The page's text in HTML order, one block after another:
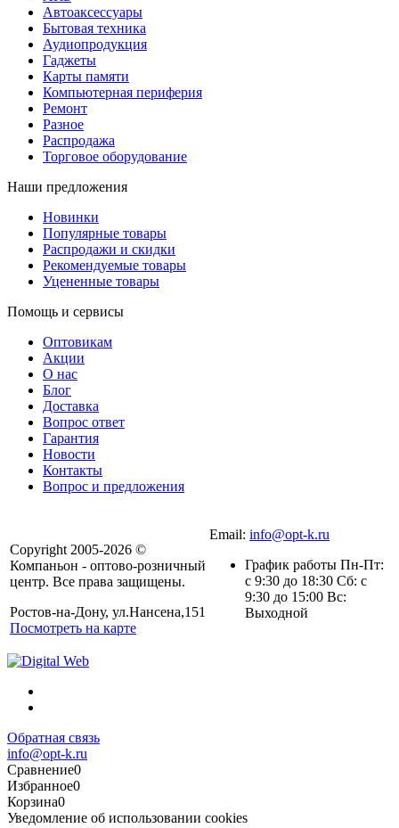
Автоаксессуары
Бытовая техника
Аудиопродукция
Гаджеты
Карты памяти
Компьютерная периферия
Ремонт
Разное
Распродажа
Торговое оборудование
Наши предложения
Новинки
Популярные товары
Распродажи и скидки
Рекомендуемые товары
Уцененные товары
Помощь и сервисы
Оптовикам
Акции
О нас
Блог
Доставка
Вопрос ответ
Гарантия
Новости
Контакты
Вопрос и предложения
Copyright 2005-2026 ©
Компаньон - оптово-розничный
центр. Все права защищены.
Ростов-на-Дону, ул.Нансена,151
Посмотреть на карте
Email: info@opt-k.ru
График работы Пн-Пт:
с 9:30 до 18:30 Сб: с
9:30 до 15:00 Вс:
Выходной
Обратная связь
info@opt-k.ru
Сравнение0
Избранное0
Корзина0
Уведомление об использовании cookies